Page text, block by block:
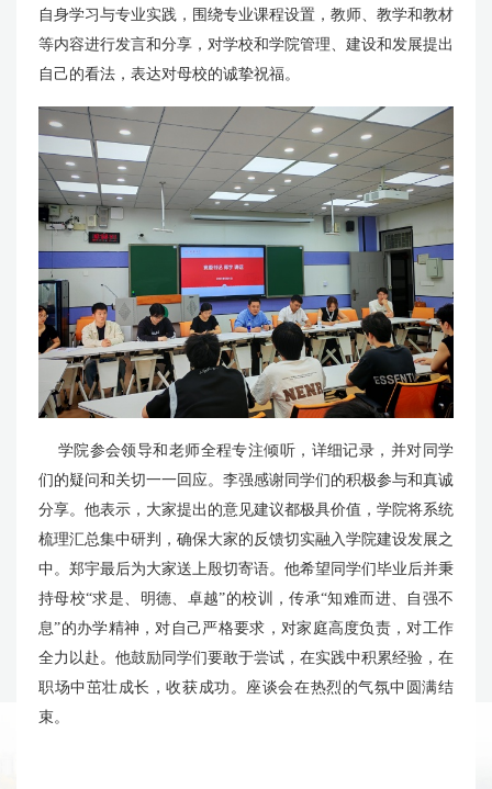
自身学习与专业实践，围绕专业课程设置，教师、教学和教材
等内容进行发言和分享，对学校和学院管理、建设和发展提出
自己的看法，表达对母校的诚挚祝福。
学院参会领导和老师全程专注倾听，详细记录，并对同学
们的疑问和关切一一回应。李强感谢同学们的积极参与和真诚
分享。他表示，大家提出的意见建议都极具价值，学院将系统
梳理汇总集中研判，确保大家的反馈切实融入学院建设发展之
中。郑宇最后为大家送上殷切寄语。他希望同学们毕业后并秉
持母校“求是、明德、卓越”的校训，传承“知难而进、自强不
息”的办学精神，对自己严格要求，对家庭高度负责，对工作
全力以赴。他鼓励同学们要敢于尝试，在实践中积累经验，在
职场中茁壮成长，收获成功。座谈会在热烈的气氛中圆满结
束。